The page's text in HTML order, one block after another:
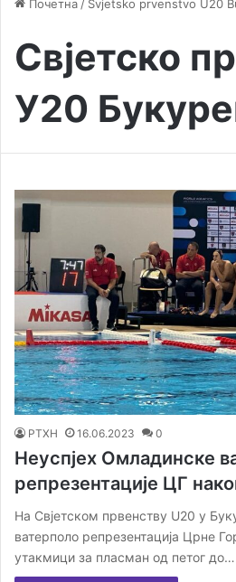
Почетна / Svjetsko prvenstvo U20
Свјетско
У20
РТХН 16.06.2023 0
Неуспјех Омладинске
репрезентације ЦГ
На Свјетском првенству U20 у
ватерполо репрезентација Црне
утакмици за пласман од петог до…